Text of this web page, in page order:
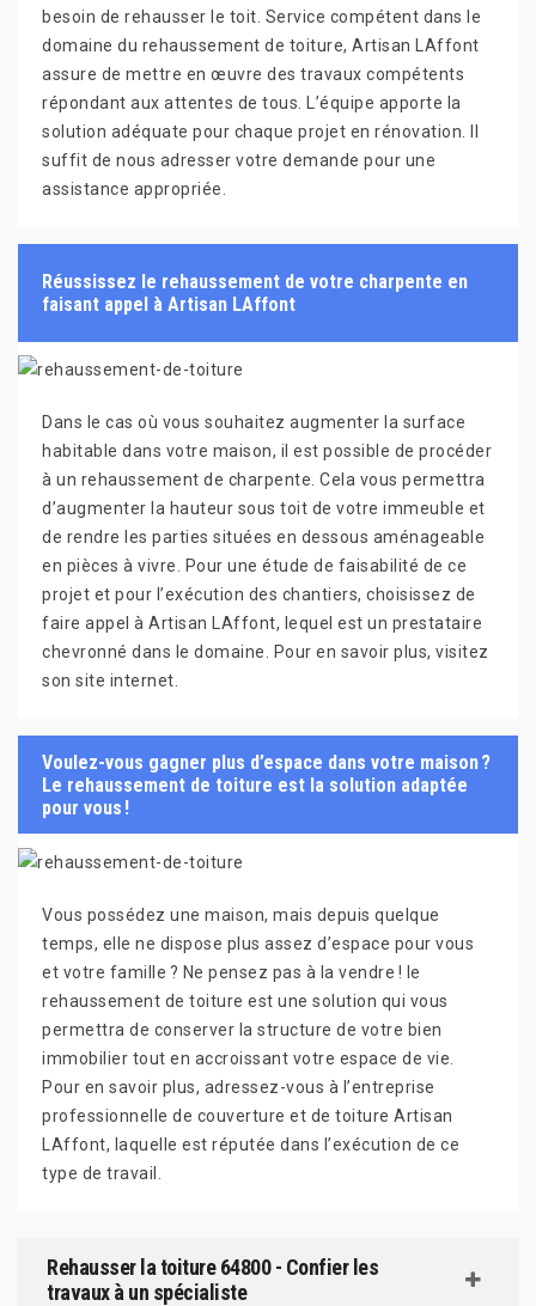
besoin de rehausser le toit. Service compétent dans le
domaine du rehaussement de toiture, Artisan LAffont
assure de mettre en œuvre des travaux compétents
répondant aux attentes de tous. L’équipe apporte la
solution adéquate pour chaque projet en rénovation. Il
suffit de nous adresser votre demande pour une
assistance appropriée.
Réussissez le rehaussement de votre charpente en
faisant appel à Artisan LAffont
Dans le cas où vous souhaitez augmenter la surface
habitable dans votre maison, il est possible de procéder
à un rehaussement de charpente. Cela vous permettra
d’augmenter la hauteur sous toit de votre immeuble et
de rendre les parties situées en dessous aménageable
en pièces à vivre. Pour une étude de faisabilité de ce
projet et pour l’exécution des chantiers, choisissez de
faire appel à Artisan LAffont, lequel est un prestataire
chevronné dans le domaine. Pour en savoir plus, visitez
son site internet.
Voulez-vous gagner plus d’espace dans votre maison ?
Le rehaussement de toiture est la solution adaptée
pour vous !
Vous possédez une maison, mais depuis quelque
temps, elle ne dispose plus assez d’espace pour vous
et votre famille ? Ne pensez pas à la vendre ! le
rehaussement de toiture est une solution qui vous
permettra de conserver la structure de votre bien
immobilier tout en accroissant votre espace de vie.
Pour en savoir plus, adressez-vous à l’entreprise
professionnelle de couverture et de toiture Artisan
LAffont, laquelle est réputée dans l’exécution de ce
type de travail.
Rehausser la toiture 64800 - Confier les
travaux à un spécialiste